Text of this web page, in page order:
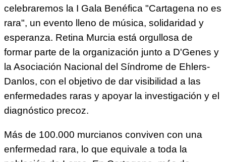
celebraremos la I Gala Benéfica "Cartagena no es
rara", un evento lleno de música, solidaridad y
esperanza. Retina Murcia está orgullosa de
formar parte de la organización junto a D'Genes y
la Asociación Nacional del Síndrome de Ehlers-
Danlos, con el objetivo de dar visibilidad a las
enfermedades raras y apoyar la investigación y el
diagnóstico precoz.
Más de 100.000 murcianos conviven con una
enfermedad rara, lo que equivale a toda la